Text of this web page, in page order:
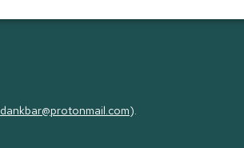
dankbar@protonmail.com).